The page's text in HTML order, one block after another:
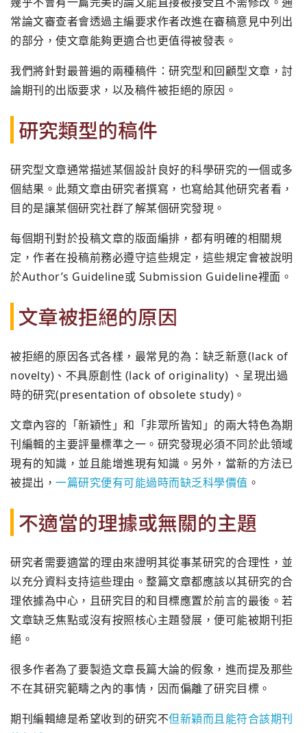
常論文審查者會透過主編要求作者改進在審稿意見中列出
的部分，使文章能夠更適合也更值得被發表。
我們將針對最普遍的兩種稿件：研究型和回顧型文章，討
論期刊的出版要求，以及稿件被拒絕的原因。
研究類型的稿件
研究型文章通常描述某個設計良好的科學研究的一個或多
個結果。此類文章由研究者撰寫，也寫給其他研究者看，
目的是讓某個研究社群了解某個研究發現。
每個期刊對於投稿文章的版面編排，都有明確的相關規
定，作者在投稿前務必遵守這些規定，這些規定會被說明
於Author’s Guideline或 Submission Guideline裡面。
文章被拒絕的原因
被拒絕的原因各式各樣，最常見的為：缺乏新意(lack of
novelty)、不具原創性 (lack of originality) 、呈現出過
時的研究(presentation of obsolete study)。
文章內容的「新穎性」和「非眾所皆知」的兩大特色為期
刊編輯的主要評量標準之一。研究發現必須不同於此領域
現有的知識，並且能增進現有知識。另外，當新的方法已
被提出， 一篇研究便有可能過時而缺乏科學價值 。
不適當的理據或無關的主題
研究者需要適當的理由來證明其從事某研究的合理性，並
以充分資料支持這些理由。整篇文章都應該以其研究的合
理依據為中心，且研究目的和目標應置於前言的最後。若
文章缺乏焦點或沒有按照核心主題發展，便可能被期刊拒
絕。
很多作者為了要製造文章長篇大論的假象，進而提及那些
不在其研究範疇之內的事情，因而偏離了研究目標。
期刊編輯總是希望收到的研究不但新穎而且能符合該期刊